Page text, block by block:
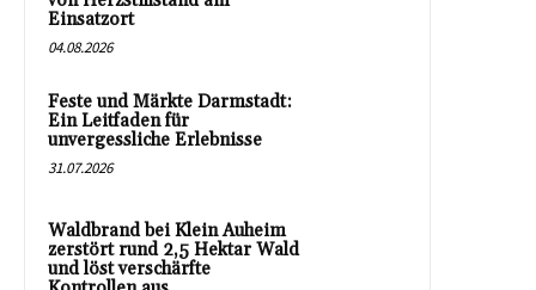
Einsatzort
04.08.2026
Feste und Märkte Darmstadt:
Ein Leitfaden für
unvergessliche Erlebnisse
31.07.2026
Waldbrand bei Klein Auheim
zerstört rund 2,5 Hektar Wald
und löst verschärfte